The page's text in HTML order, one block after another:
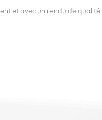
et avec un rendu de qualité.